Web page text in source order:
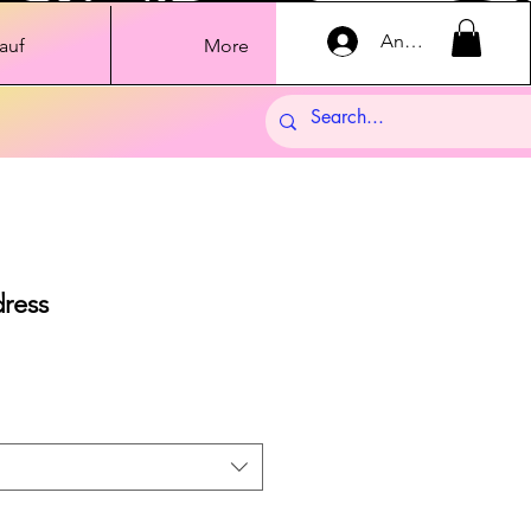
More Anmelden